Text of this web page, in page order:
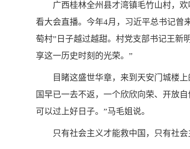
广西桂林全州县才湾镇毛竹山村，
看大会直播。今年4月，习近平总书记曾
萄村”日子越过越甜。村党支部书记王新
享这一历史时刻的光荣。”
目睹这盛世华章，来到天安门城楼
国早已一去不返，一个欣欣向荣、开放
可以过上好日子。”马毛姐说。
只有社会主义才能救中国，只有社会